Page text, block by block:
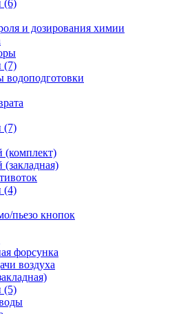
(6)
и дозирования химии
(7)
водоподготовки
(7)
(комплект)
(4)
пьезо кнопок
форсунка
воздуха
(5)